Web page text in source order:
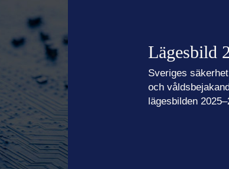
Lägesbild
Sveriges
och
lägesbilden